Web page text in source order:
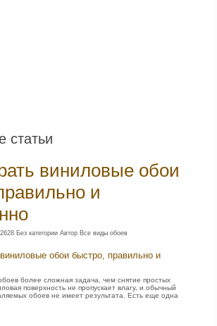
статьи
виниловые обои
и
Без категории Автор Все виды обоев
более сложная задача, чем снятие простых
поверхность не пропускает влагу, и обычный
обоев не имеет результата. Есть еще одна